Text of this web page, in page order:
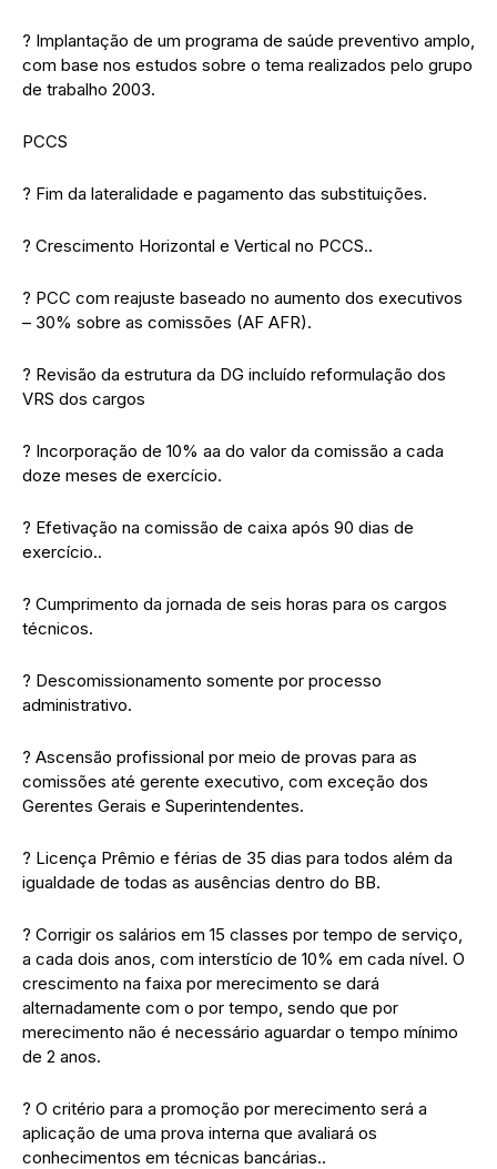
? Implantação de um programa de saúde preventivo amplo,
com base nos estudos sobre o tema realizados pelo grupo
de trabalho 2003.
PCCS
? Fim da lateralidade e pagamento das substituições.
? Crescimento Horizontal e Vertical no PCCS..
? PCC com reajuste baseado no aumento dos executivos
– 30% sobre as comissões (AF AFR).
? Revisão da estrutura da DG incluído reformulação dos
VRS dos cargos
? Incorporação de 10% aa do valor da comissão a cada
doze meses de exercício.
? Efetivação na comissão de caixa após 90 dias de
exercício..
? Cumprimento da jornada de seis horas para os cargos
técnicos.
? Descomissionamento somente por processo
administrativo.
? Ascensão profissional por meio de provas para as
comissões até gerente executivo, com exceção dos
Gerentes Gerais e Superintendentes.
? Licença Prêmio e férias de 35 dias para todos além da
igualdade de todas as ausências dentro do BB.
? Corrigir os salários em 15 classes por tempo de serviço,
a cada dois anos, com interstício de 10% em cada nível. O
crescimento na faixa por merecimento se dará
alternadamente com o por tempo, sendo que por
merecimento não é necessário aguardar o tempo mínimo
de 2 anos.
? O critério para a promoção por merecimento será a
aplicação de uma prova interna que avaliará os
conhecimentos em técnicas bancárias..